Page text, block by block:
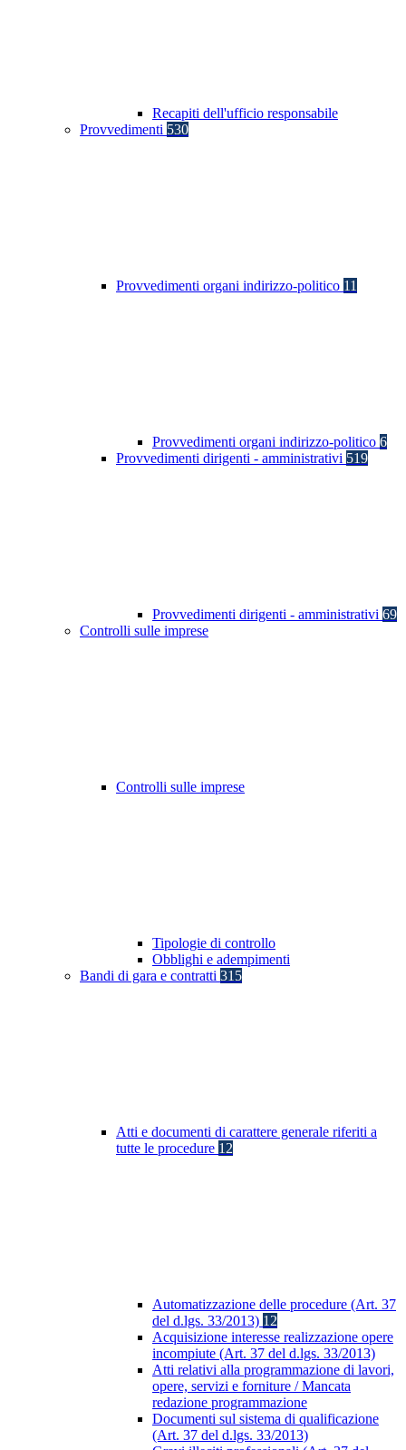
Recapiti dell'ufficio responsabile
Provvedimenti 530
Provvedimenti organi indirizzo-politico 11
Provvedimenti organi indirizzo-politico 6
Provvedimenti dirigenti - amministrativi 519
Provvedimenti dirigenti - amministrativi 69
Controlli sulle imprese
Controlli sulle imprese
Tipologie di controllo
Obblighi e adempimenti
Bandi di gara e contratti 315
Atti e documenti di carattere generale riferiti a
tutte le procedure 12
Automatizzazione delle procedure (Art. 37
del d.lgs. 33/2013) 12
Acquisizione interesse realizzazione opere
incompiute (Art. 37 del d.lgs. 33/2013)
Atti relativi alla programmazione di lavori,
opere, servizi e forniture / Mancata
redazione programmazione
Documenti sul sistema di qualificazione
(Art. 37 del d.lgs. 33/2013)